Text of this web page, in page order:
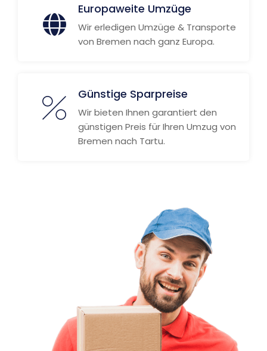
Europaweite Umzüge
Wir erledigen Umzüge & Transporte
von Bremen nach ganz Europa.
Günstige Sparpreise
Wir bieten Ihnen garantiert den
günstigen Preis für Ihren Umzug von
Bremen nach Tartu.